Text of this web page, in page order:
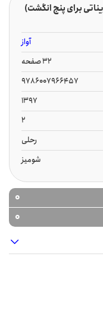
برای پنج انگشت)
آواز
32 صفحه
9786007966457
1397
2
رحلی
شومیز
0
0